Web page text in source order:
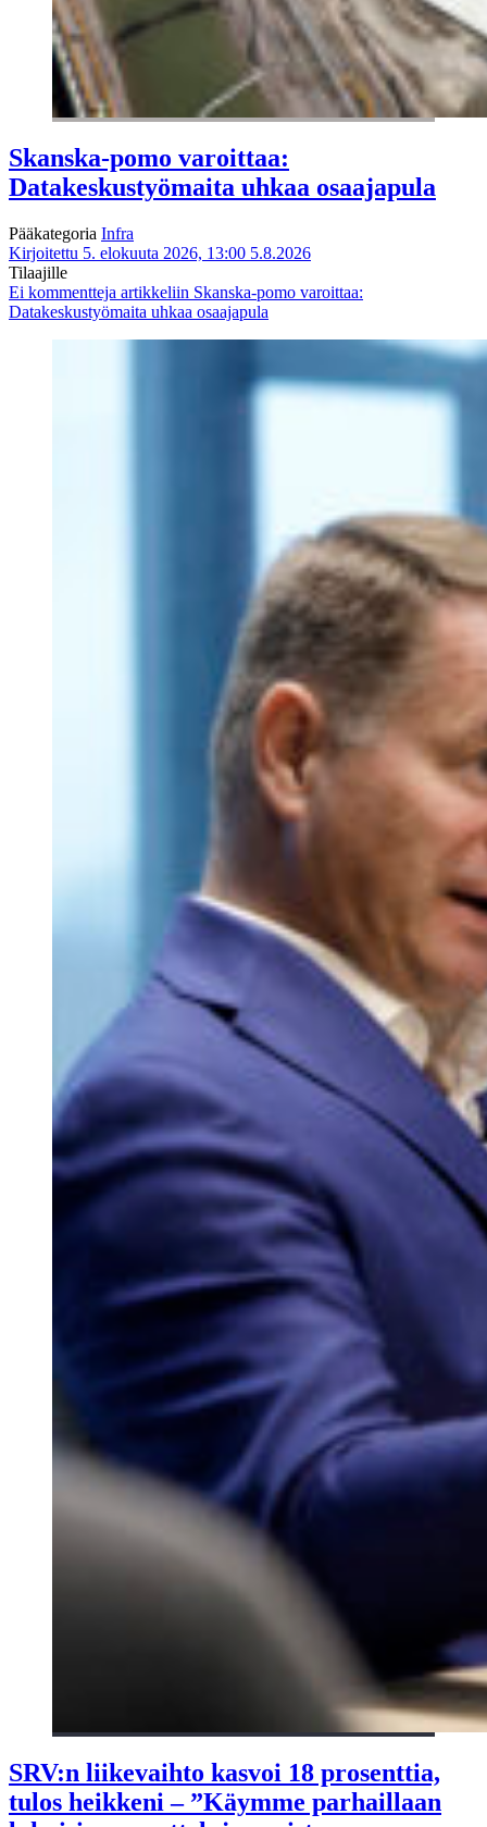
Skanska-pomo varoittaa:
Datakeskustyömaita uhkaa osaajapula
Pääkategoria Infra
Kirjoitettu 5. elokuuta 2026, 13:00 5.8.2026
Tilaajille
Ei kommentteja artikkeliin Skanska-pomo varoittaa:
Datakeskustyömaita uhkaa osaajapula
SRV:n liikevaihto kasvoi 18 prosenttia,
tulos heikkeni – ”Käymme parhaillaan